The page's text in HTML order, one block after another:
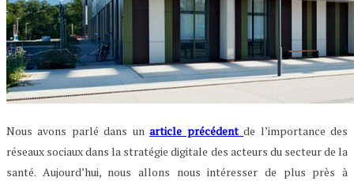
Nous avons parlé dans unarticle précédentde l’importance des
réseaux sociaux dans la stratégie digitale des acteurs du secteur de la
santé. Aujourd’hui, nous allons nous intéresser de plus près à